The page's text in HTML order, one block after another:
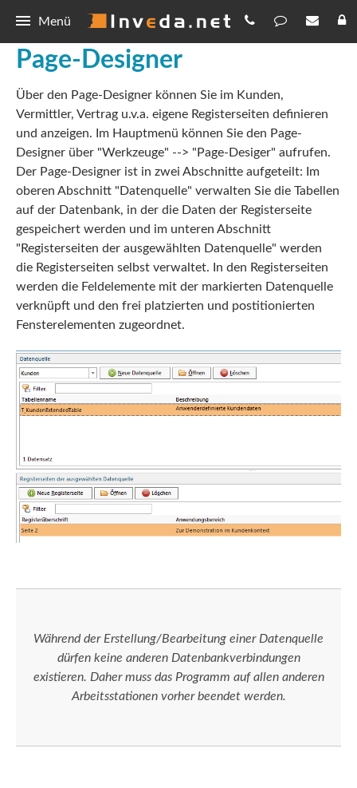
Menü
IBePro
BiPRO
Provisionsabrechnung
Serienmail
Hilfe
Bestellen
Preisliste
Registrierung
Download
IBePro
Abfragen
Vorlagen
Demo
Updates
Allgemein
Kontakt
Datenschutz
Page-Designer
Über den Page-Designer können Sie im Kunden,
Vermittler, Vertrag u.v.a. eigene Registerseiten definieren
und anzeigen. Im Hauptmenü können Sie den Page-
Designer über "Werkzeuge" --> "Page-Desiger" aufrufen.
Der Page-Designer ist in zwei Abschnitte aufgeteilt: Im
oberen Abschnitt "Datenquelle" verwalten Sie die Tabellen
auf der Datenbank, in der die Daten der Registerseite
gespeichert werden und im unteren Abschnitt
"Registerseiten der ausgewählten Datenquelle" werden
die Registerseiten selbst verwaltet. In den Registerseiten
werden die Feldelemente mit der markierten Datenquelle
verknüpft und den frei platzierten und postitionierten
Fensterelementen zugeordnet.
Während der Erstellung/Bearbeitung einer Datenquelle
dürfen keine anderen Datenbankverbindungen
existieren. Daher muss das Programm auf allen anderen
Arbeitsstationen vorher beendet werden.